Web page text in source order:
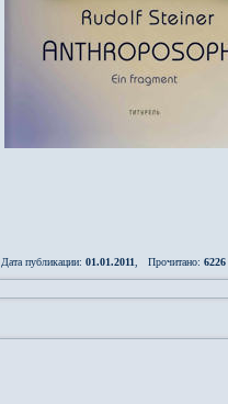
Дата публикации: 01.01.2011, Прочитано: 6226